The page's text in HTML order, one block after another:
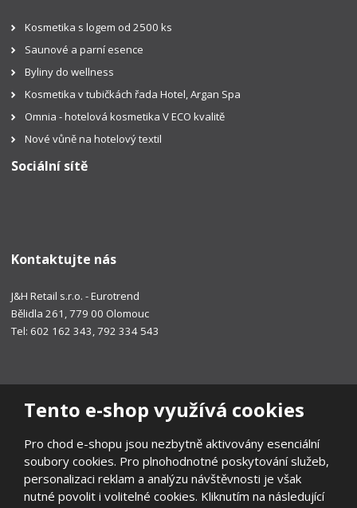
Tento e-shop využívá cookies
Pro chod e-shopu jsou nezbytně aktivovány esenciální
soubory cookies. Pro plnohodnotné poskytování služeb,
personalizaci reklam a analýzu návštěvnosti je však
nutné povolit i volitelné cookies. Kliknutím na následující
Kosmetika s logem od 2500 ks
Saunové a parní esence
Byliny do wellness
Kosmetika v tubičkách řada Hotel, Argan Spa
Omnia - hotelová kosmetika V ECO kvalitě
Nové vůně na hotelový textil
Sociální sítě
Kontaktujte nás
J&H Retail s.r.o. - Eurotrend
Bělidla 261, 779 00 Olomouc
Tel: 602 162 343, 792 334 543